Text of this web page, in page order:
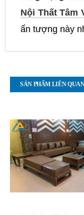
Nội Thất Tâm
ấn tượng này
SẢN PHẨM LIÊN